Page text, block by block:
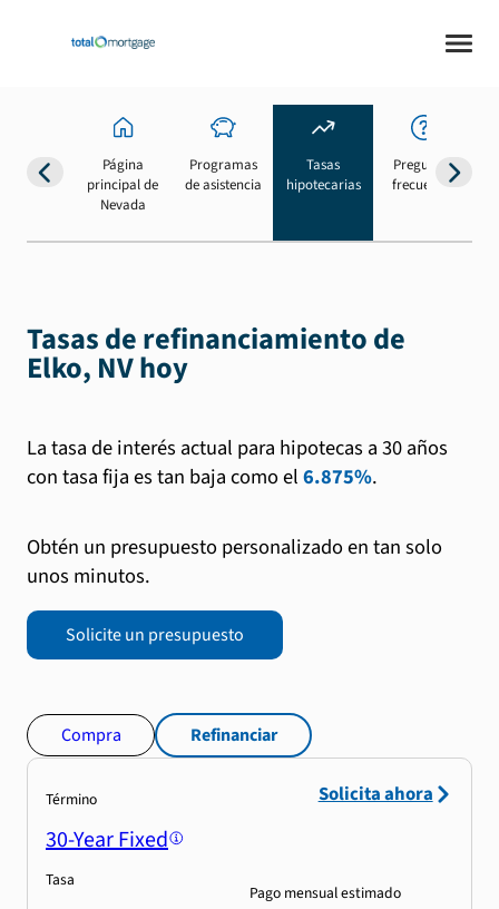
Página
principal de
Nevada
Programas
de asistencia
Tasas
hipotecarias
Preguntas
frecuentes
Tasas de refinanciamiento de
Elko, NV hoy
La tasa de interés actual para hipotecas a 30 años
con tasa fija es tan baja como el6.875%.
Obtén un presupuesto personalizado en tan solo
unos minutos.
Solicite un presupuesto
Compra Refinanciar
Término
30-Year Fixed
Tasa
Pago mensual estimado
Solicita ahora